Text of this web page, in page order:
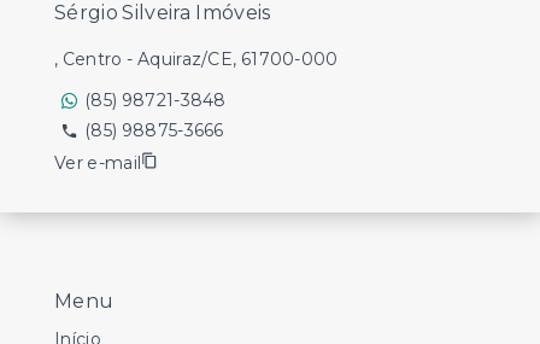
Menu
Início
Sérgio Silveira Imóveis
, Centro - Aquiraz/CE, 61700-000
(85) 98721-3848
(85) 98875-3666
Ver e-mail